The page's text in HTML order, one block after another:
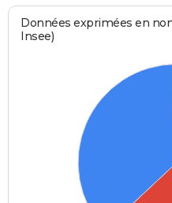
Données exprimées en
Insee)